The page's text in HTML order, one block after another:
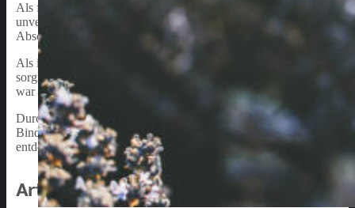
Als frischgebackene Eltern ist es für mich entscheidend, dass
unverzichtbares Accessoire für Eltern, die Wert darauf legen, die
Abschnitten teile ich meine Erfahrungen und Einsichten rund um
Als ich mich auf die Suche nach der idealen Babytragetasche
sorgfältiger Recherche und dem Ausprobieren mehrerer
war dabei, die Sicherheit des Kindes, die Ergonomie sowie das
Durch das regelmäßige Tragen meines Babys in einer
Bindung zwischen uns stärkt. Es fördert das Vertrauen des
entdecken.
Arten von Babytragetaschen